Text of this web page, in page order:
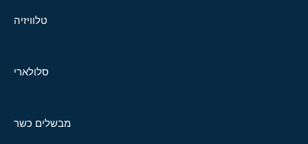
טלוויזיה
סלולארי
מבשלים כשר